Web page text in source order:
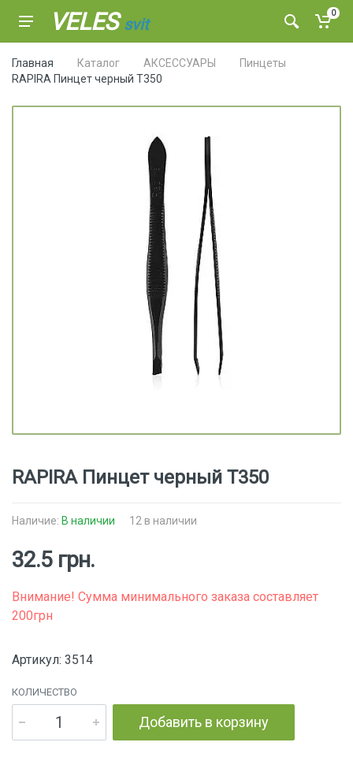
VELESsvit
0
Главная Каталог АКСЕССУАРЫ
Пинцеты
RAPIRA Пинцет черный Т350
RAPIRA Пинцет черный Т350
Наличие: В наличии 12 в наличии
32.5 грн.
Внимание! Сумма минимального заказа составляет
200грн
Артикул: 3514
КОЛИЧЕСТВО
Добавить в корзину